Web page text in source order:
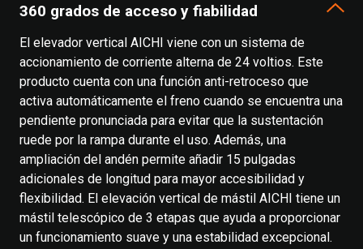
360 grados de acceso y fiabilidad
El elevador vertical AICHI viene con un sistema de
accionamiento de corriente alterna de 24 voltios. Este
producto cuenta con una función anti-retroceso que
activa automáticamente el freno cuando se encuentra una
pendiente pronunciada para evitar que la sustentación
ruede por la rampa durante el uso. Además, una
ampliación del andén permite añadir 15 pulgadas
adicionales de longitud para mayor accesibilidad y
flexibilidad. El elevación vertical de mástil AICHI tiene un
mástil telescópico de 3 etapas que ayuda a proporcionar
un funcionamiento suave y una estabilidad excepcional.